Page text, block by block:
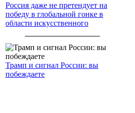
Россия даже не претендует на
победу в глобальной гонке в
области искусственного
Трамп и сигнал России: вы
побеждаете